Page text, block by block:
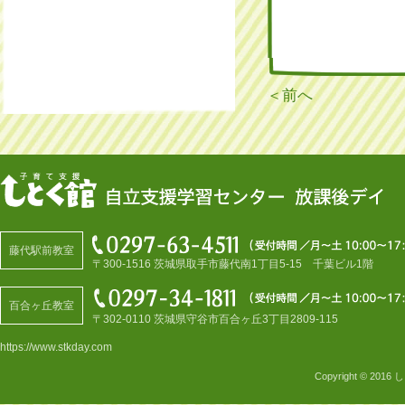
＜前へ
藤代駅前教室
〒300-1516 茨城県取手市藤代南1丁目5-15 千葉ビル1階
百合ヶ丘教室
〒302-0110 茨城県守谷市百合ヶ丘3丁目2809-115
https://www.stkday.com
Copyright © 2016